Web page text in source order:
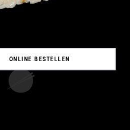
ONLINE BESTELLEN